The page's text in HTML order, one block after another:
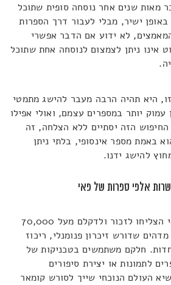
מאות שנים אחר נוסחה סופית שתוכל
ישיר, מבלי לעבור דרך הספרות
לא ידוע אם הדבר אפשרי
אינו ניתן לצמצום לנוסחה אחת שתוכל
היא תהיה הרבה מעבר להישג מתמטי
עמוק יותר במספרים עצמם, ואולי אפילו
הזה יסתיים ללא הצלחה, זה
באמת מספר אינסופי, בלתי ניתן
להישג ידנו.
שיאני העולם בשינון פאי הצליחו לזכור ולדקלם מעל 70,000
שדורש זיכרון פנומנלי, ריכוז
חלקם משתמשים בטכניקות של
לתמונות או יצירת סיפורים
העולם הנוכחי שייך לסורש קומאר